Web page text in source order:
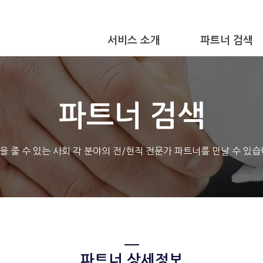
서비스 소개 파트너 검색
파트너 검색
줄 수 있는 사회 각 분야의 전/현직 전문가 파트너를 만날 수 있습